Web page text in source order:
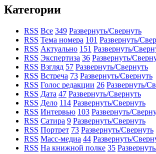
Категории
RSS Все 349 Развернуть/Свернуть
RSS Тема номера 101 Развернуть/
RSS Актуально 151 Развернуть/
RSS Экспертиза 36 Развернуть/
RSS Взгляд 57 Развернуть/Свернуть
RSS Встреча 73 Развернуть/Свернуть
RSS Голос редакции 26 Развернуть/
RSS Дата 47 Развернуть/Свернуть
RSS Дело 114 Развернуть/Свернуть
RSS Интервью 103 Развернуть/
RSS Сатира 9 Развернуть/Свернуть
RSS Портрет 73 Развернуть/Свернуть
RSS Масс-медиа 44 Развернуть/
RSS На книжной полке 35